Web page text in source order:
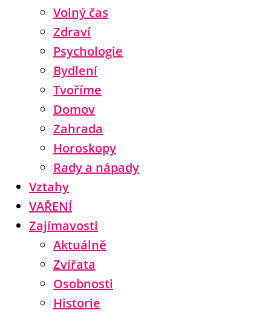
Volný čas
Zdraví
Psychologie
Bydlení
Tvoříme
Domov
Zahrada
Horoskopy
Rady a nápady
Vztahy
VAŘENÍ
Zajímavosti
Aktuálně
Zvířata
Osobnosti
Historie